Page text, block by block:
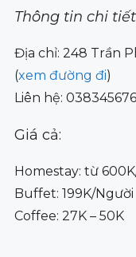
Thông tin chi
Địa chỉ: 248 Trần
(xem đường đi)
Liên hệ:
Giá cả:
Homestay: từ
Buffet: 199K/Người
Coffee: 27K – 50K